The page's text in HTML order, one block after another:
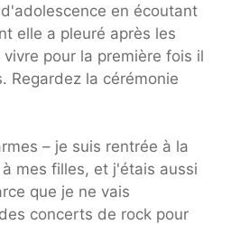
en écoutant
elle a pleuré après les
pour la première fois il
Regardez la cérémonie
– je suis rentrée à la
mes filles, et j'étais aussi
que je ne vais
concerts de rock pour